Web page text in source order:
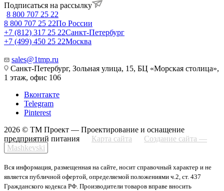
Подписаться на рассылку
8 800 707 25 22
8 800 707 25 22По России
+7 (812) 317 25 22Санкт-Петербург
+7 (499) 450 25 22Москва
sales@1tmp.ru
Санкт-Петербург, Зольная улица, 15, БЦ «Морская столица»,
1 этаж, офис 106
Вконтакте
Telegram
Pinterest
2026 © ТМ Проект — Проектирование и оснащение
предприятий питания
Карта сайта
Создание сайта —
Mashkevski
Вся информация, размещенная на сайте, носит справочный характер и не
является публичной офертой, определяемой положениями ч.2, ст. 437
Гражданского кодекса РФ. Производители товаров вправе вносить